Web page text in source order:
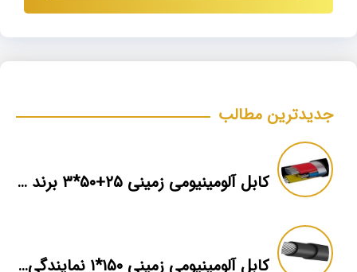
جدیدترین مطالب
کابل آلومینیومی زمینی ۲۵+۵۰*۳ برند ماهان
کابل آلومینیومی زمینی ۱۵۰*۱ نمایندگی فروش